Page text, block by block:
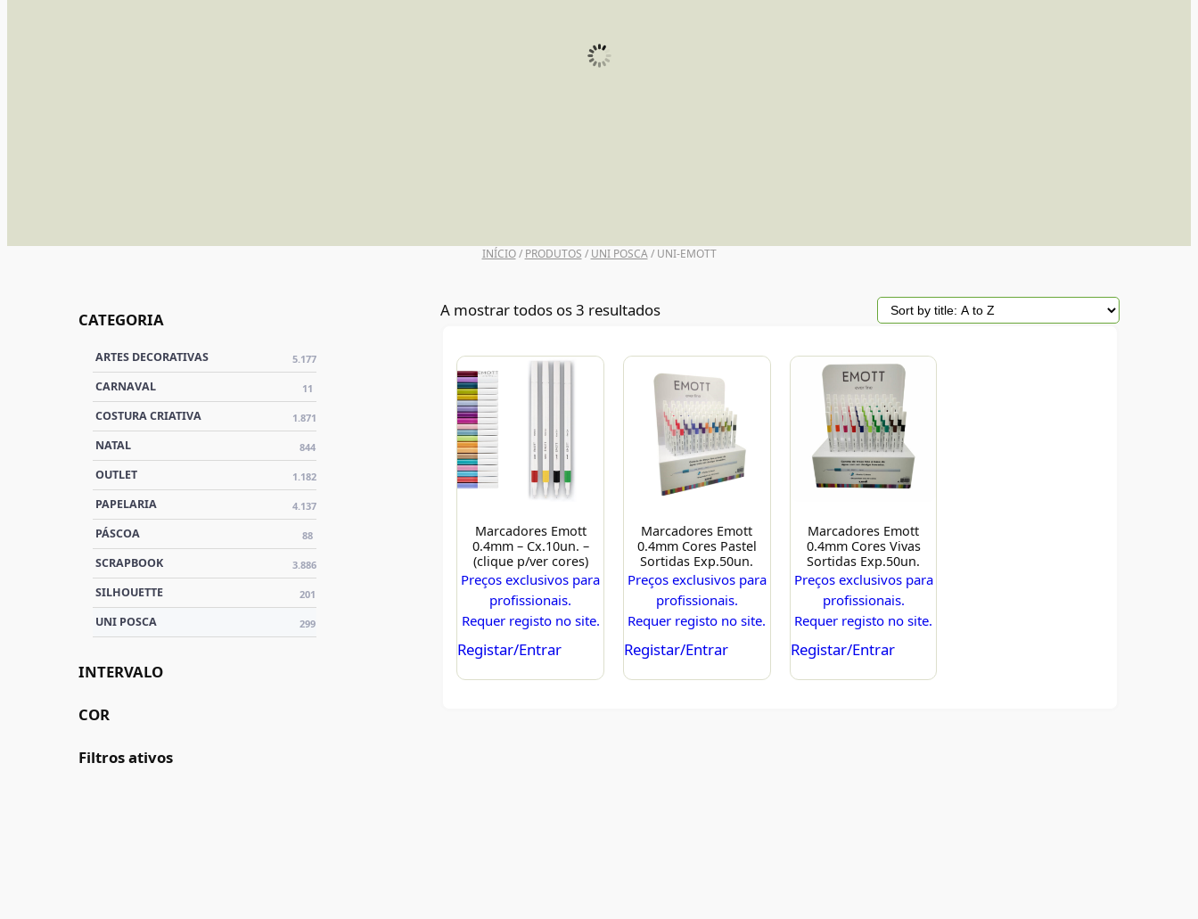
INÍCIO/ PRODUTOS / UNI POSCA/ UNI-EMOTT
CATEGORIA
ARTES DECORATIVAS 5.177
CARNAVAL 11
COSTURA CRIATIVA 1.871
NATAL 844
OUTLET 1.182
PAPELARIA 4.137
PÁSCOA 88
SCRAPBOOK 3.886
SILHOUETTE 201
UNI POSCA 299
INTERVALO
COR
Filtros ativos
A mostrar todos os 3 resultados
Marcadores Emott
0.4mm – Cx.10un. –
(clique p/ver cores)
Preços exclusivos para
profissionais.
Requer registo no site.
Registar/Entrar
Marcadores Emott
0.4mm Cores Pastel
Sortidas Exp.50un.
Preços exclusivos para
profissionais.
Requer registo no site.
Registar/Entrar
Marcadores Emott
0.4mm Cores Vivas
Sortidas Exp.50un.
Preços exclusivos para
profissionais.
Requer registo no site.
Registar/Entrar